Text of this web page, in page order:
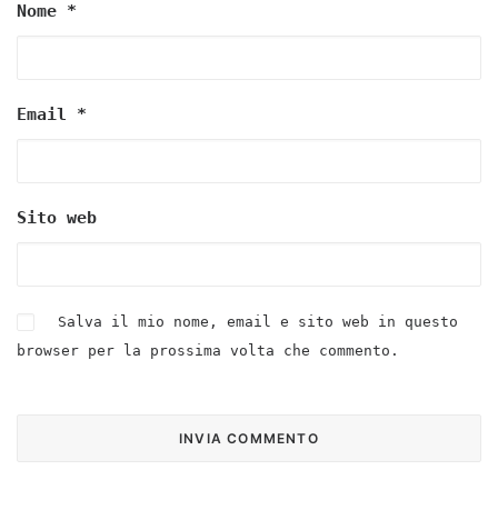
Nome *
Email *
Sito web
Salva il mio nome, email e sito web in questo
browser per la prossima volta che commento.